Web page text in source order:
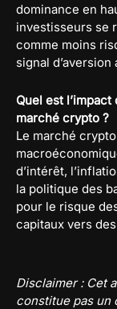
dominance en
investisseurs se
comme moins
signal d’aversion
Quel est
marché crypto ?
Le marché
d’intérêt,
la politique des
pour le risque
capitaux vers
Disclaimer : Cet
constitue pas un